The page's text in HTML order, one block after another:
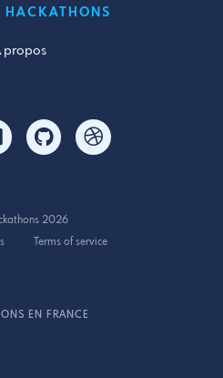
HACKATHONS
propos
2026
Terms of service
EN FRANCE